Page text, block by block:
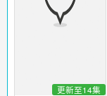
更新至14集